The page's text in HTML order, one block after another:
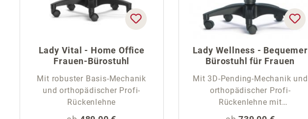
Lady Vital - Home Office
Frauen-Bürostuhl
Mit robuster Basis-Mechanik
und orthopädischer Profi-
Rückenlehne
Lady Wellness - Bequemer
Bürostuhl für Frauen
Mit 3D-Pending-Mechanik und
orthopädischer Profi-
Rückenlehne mit
Rückenschale